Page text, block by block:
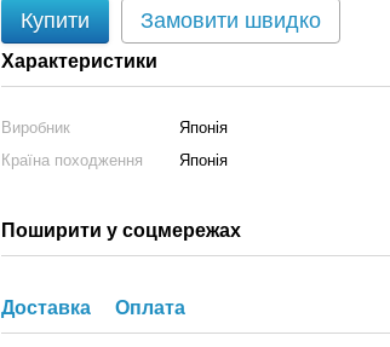
Купити Замовити швидко
Характеристики
Виробник
Японія
Країна походження
Японія
Поширити у соцмережах
Доставка Оплата